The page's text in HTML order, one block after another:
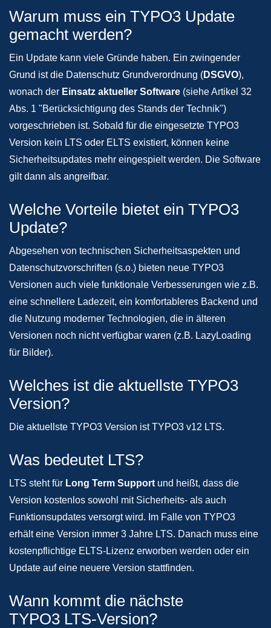
Warum muss ein TYPO3 Update
gemacht werden?
Ein Update kann viele Gründe haben. Ein zwingender
Grund ist die Datenschutz Grundverordnung (DSGVO),
wonach der Einsatz aktueller Software (siehe Artikel 32
Abs. 1 "Berücksichtigung des Stands der Technik")
vorgeschrieben ist. Sobald für die eingesetzte TYPO3
Version kein LTS oder ELTS existiert, können keine
Sicherheitsupdates mehr eingespielt werden. Die Software
gilt dann als angreifbar.
Welche Vorteile bietet ein TYPO3
Update?
Abgesehen von technischen Sicherheitsaspekten und
Datenschutzvorschriften (s.o.) bieten neue TYPO3
Versionen auch viele funktionale Verbesserungen wie z.B.
eine schnellere Ladezeit, ein komfortableres Backend und
die Nutzung moderner Technologien, die in älteren
Versionen noch nicht verfügbar waren (z.B. LazyLoading
für Bilder).
Welches ist die aktuellste TYPO3
Version?
Die aktuellste TYPO3 Version ist TYPO3 v12 LTS.
Was bedeutet LTS?
LTS steht für Long Term Support und heißt, dass die
Version kostenlos sowohl mit Sicherheits- als auch
Funktionsupdates versorgt wird. Im Falle von TYPO3
erhält eine Version immer 3 Jahre LTS. Danach muss eine
kostenpflichtige ELTS-Lizenz erworben werden oder ein
Update auf eine neuere Version stattfinden.
Wann kommt die nächste
TYPO3 LTS-Version?